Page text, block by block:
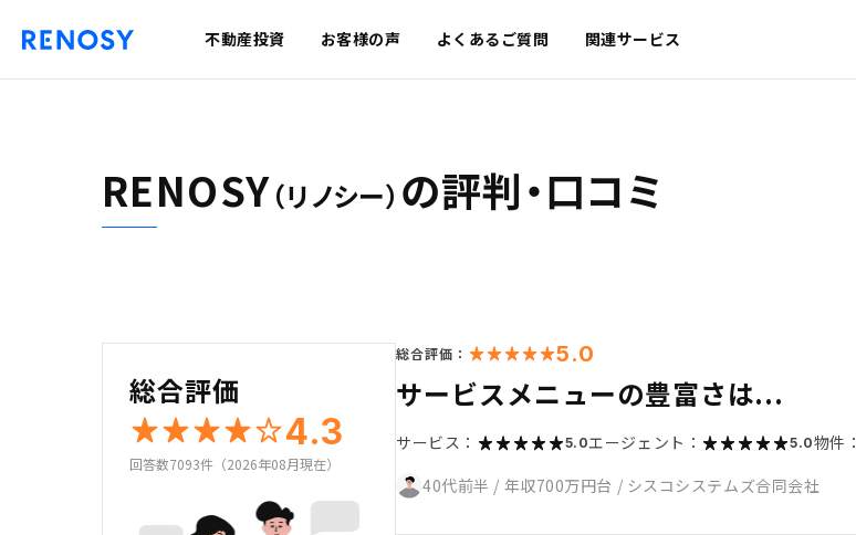
不動産投資 お客様の声 よくあるご質問 関連サービス
RENOSY（リノシー） の評判・口コミ
総合評価
4.3
回答数7093件（2026年08月現在）
総合評価： 5.0
サービスメニューの豊富さは...
サービス： 5.0エージェント： 5.0物件：
40代前半 / 年収700万円台 / シスコシステムズ合同会社